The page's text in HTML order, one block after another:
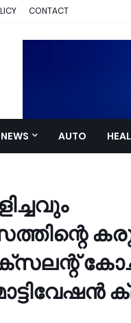
CONTACT
NEWS AUTO